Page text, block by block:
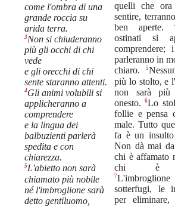
come l'ombra di una
grande roccia su
arida terra.
3Non si chiuderanno
più gli occhi di chi
vede
e gli orecchi di chi
sente staranno attenti.
4Gli animi volubili si
applicheranno a
comprendere
e la lingua dei
balbuzienti parlerà
spedita e con
chiarezza.
5L'abietto non sarà
chiamato più nobile
né l'imbroglione sarà
detto gentiluomo,
quelli che ora
sentire,
ben aperte.
ostinati si
comprendere;
parleranno in
chiaro.
5
più lo stolto, e
non sarà più
onesto.6Lo
follie e pensa
male. Tutto
fa è un
Non dà mai
chi è affamato
chi è
7
sotterfugi, le
per